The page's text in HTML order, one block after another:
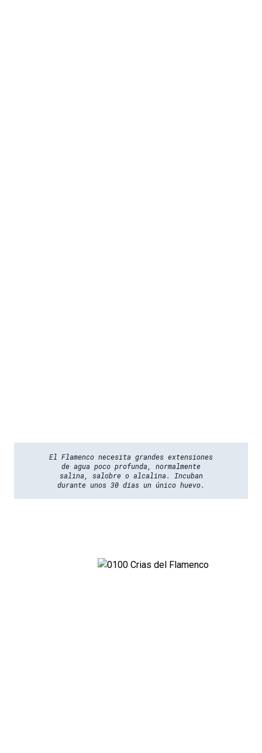
El Flamenco necesita grandes extensiones
de agua poco profunda, normalmente
salina, salobre o alcalina. Incuban
durante unos 30 días un único huevo.